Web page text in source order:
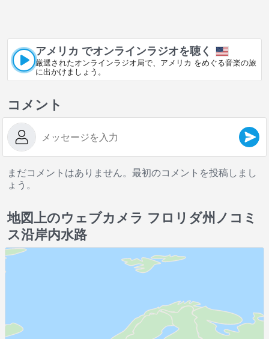
アメリカ でオンラインラジオを聴く
厳選されたオンラインラジオ局で、アメリカ をめぐる音楽の旅
に出かけましょう。
コメント
まだコメントはありません。最初のコメントを投稿しまし
ょう。
地図上のウェブカメラ フロリダ州ノコミ
ス沿岸内水路